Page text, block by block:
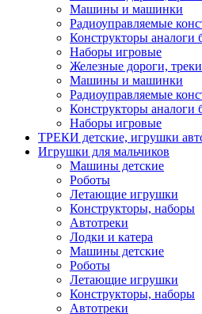
Машины и машинки
Радиоуправляемые
Конструкторы аналоги
Наборы игровые
Железные дороги, треки
Машины и машинки
Радиоуправляемые
Конструкторы аналоги
Наборы игровые
ТРЕКИ детские, игрушки
Игрушки для мальчиков
Машины детские
Роботы
Летающие игрушки
Конструкторы, наборы
Автотреки
Лодки и катера
Машины детские
Роботы
Летающие игрушки
Конструкторы, наборы
Автотреки